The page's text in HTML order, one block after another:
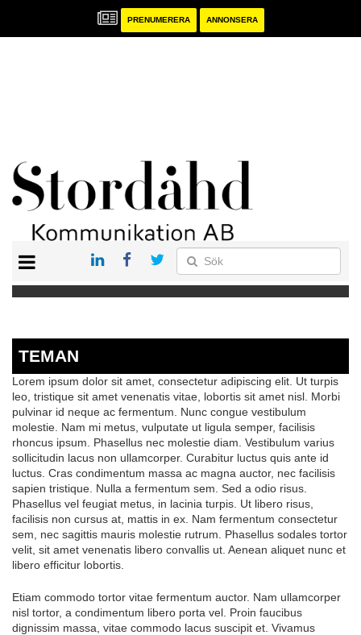
PRENUMERERA ANNONSERA
TEMAN
Lorem ipsum dolor sit amet, consectetur adipiscing elit. Ut turpis
leo, tristique sit amet venenatis vitae, lobortis sit amet nisl. Morbi
pulvinar id neque ac fermentum. Nunc congue vestibulum
molestie. Nam mi metus, vulputate ut ligula semper, facilisis
rhoncus ipsum. Phasellus nec molestie diam. Vestibulum varius
sollicitudin lacus non ullamcorper. Curabitur luctus quis ante id
luctus. Cras condimentum massa ac magna auctor, nec facilisis
sapien tristique. Nulla a fermentum sem. Sed a odio risus.
Phasellus vel feugiat metus, in lacinia turpis. Ut libero risus,
facilisis non cursus at, mattis in ex. Nam fermentum consectetur
sem, nec sagittis mauris molestie rutrum. Phasellus sodales tortor
velit, sit amet venenatis libero convallis ut. Aenean aliquet nunc et
libero efficitur lobortis.
Etiam commodo tortor vitae fermentum auctor. Nam ullamcorper
nisl tortor, a condimentum libero porta vel. Proin faucibus
dignissim massa, vitae commodo lacus suscipit et. Vivamus